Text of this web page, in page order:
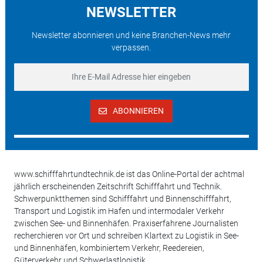
NEWSLETTER
Newsletter abonnieren und keine Branchen-News mehr
verpassen.
ABONNIEREN
www.schifffahrtundtechnik.de ist das Online-Portal der achtmal
jährlich erscheinenden Zeitschrift Schifffahrt und Technik.
Schwerpunktthemen sind Schifffahrt und Binnenschifffahrt,
Transport und Logistik im Hafen und intermodaler Verkehr
zwischen See- und Binnenhäfen. Praxiserfahrene Journalisten
recherchieren vor Ort und schreiben Klartext zu Logistik in See-
und Binnenhäfen, kombiniertem Verkehr, Reedereien,
Güterverkehr und Schwerlastlogistik.